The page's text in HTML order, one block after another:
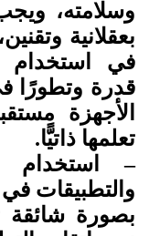
وسلامته،
بعقلانية
في استخدام
قدرة وتطورًا
الأجهزة
تعلمها ذاتيًّا.
– استخدام
والتطبيقات في
بصورة